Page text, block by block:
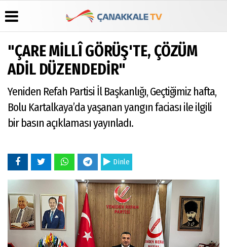
Üye Paneli
Haber
Arşivi
Arşivi
Günün
Haberleri
Hava
Durumu
Gazete
Manşetleri
Anketler
Biyografiler
Video
Galeri
Foto
Galeri
Çerez
Gizlilik
"ÇARE MİLLÎ GÖRÜŞ'TE, ÇÖZÜM
ADİL DÜZENDEDİR"
Yeniden Refah Partisi İl Başkanlığı, Geçtiğimiz hafta,
Bolu Kartalkaya’da yaşanan yangın faciası ile ilgili
bir basın açıklaması yayınladı.
Dinle